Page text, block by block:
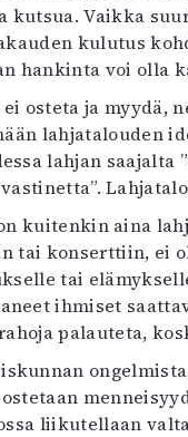
Levyt
Kuvataide
Kirjat
In English
Esitystaide
Arkisto
Vaikka
kulutus
hankinta voi olla
ei osteta ja myydä,
lahjatalouden
lahjan
kuitenkin aina
tai konserttiin, ei
tai
ihmiset
palauteta,
liikutellaan